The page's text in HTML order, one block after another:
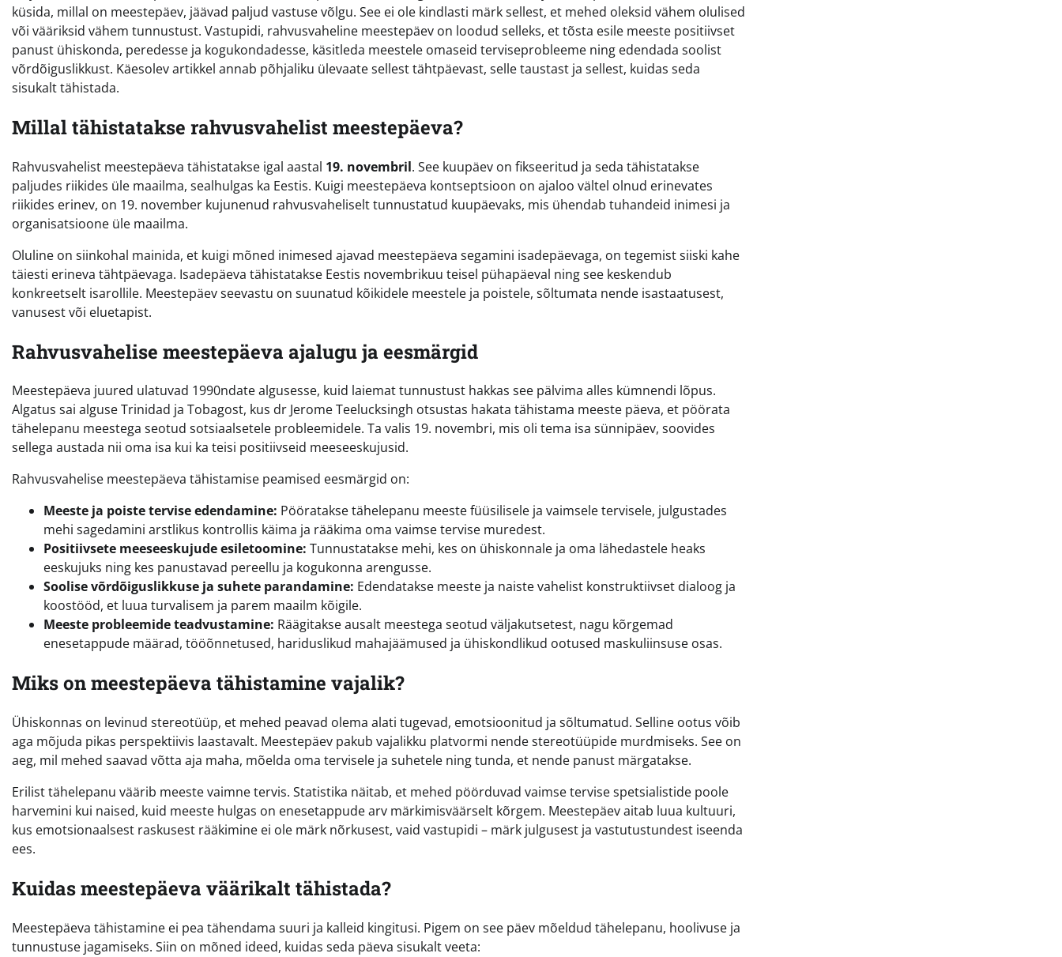
küsida, millal on meestepäev, jäävad paljud vastuse võlgu. See ei ole kindlasti märk sellest, et mehed oleksid vähem olulised
või vääriksid vähem tunnustust. Vastupidi, rahvusvaheline meestepäev on loodud selleks, et tõsta esile meeste positiivset
panust ühiskonda, peredesse ja kogukondadesse, käsitleda meestele omaseid terviseprobleeme ning edendada soolist
võrdõiguslikkust. Käesolev artikkel annab põhjaliku ülevaate sellest tähtpäevast, selle taustast ja sellest, kuidas seda
sisukalt tähistada.
Millal tähistatakse rahvusvahelist meestepäeva?
Rahvusvahelist meestepäeva tähistatakse igal aastal 19. novembril. See kuupäev on fikseeritud ja seda tähistatakse
paljudes riikides üle maailma, sealhulgas ka Eestis. Kuigi meestepäeva kontseptsioon on ajaloo vältel olnud erinevates
riikides erinev, on 19. november kujunenud rahvusvaheliselt tunnustatud kuupäevaks, mis ühendab tuhandeid inimesi ja
organisatsioone üle maailma.
Oluline on siinkohal mainida, et kuigi mõned inimesed ajavad meestepäeva segamini isadepäevaga, on tegemist siiski kahe
täiesti erineva tähtpäevaga. Isadepäeva tähistatakse Eestis novembrikuu teisel pühapäeval ning see keskendub
konkreetselt isarollile. Meestepäev seevastu on suunatud kõikidele meestele ja poistele, sõltumata nende isastaatusest,
vanusest või eluetapist.
Rahvusvahelise meestepäeva ajalugu ja eesmärgid
Meestepäeva juured ulatuvad 1990ndate algusesse, kuid laiemat tunnustust hakkas see pälvima alles kümnendi lõpus.
Algatus sai alguse Trinidad ja Tobagost, kus dr Jerome Teelucksingh otsustas hakata tähistama meeste päeva, et pöörata
tähelepanu meestega seotud sotsiaalsetele probleemidele. Ta valis 19. novembri, mis oli tema isa sünnipäev, soovides
sellega austada nii oma isa kui ka teisi positiivseid meeseeskujusid.
Rahvusvahelise meestepäeva tähistamise peamised eesmärgid on:
Meeste ja poiste tervise edendamine: Pööratakse tähelepanu meeste füüsilisele ja vaimsele tervisele, julgustades
mehi sagedamini arstlikus kontrollis käima ja rääkima oma vaimse tervise muredest.
Positiivsete meeseeskujude esiletoomine: Tunnustatakse mehi, kes on ühiskonnale ja oma lähedastele heaks
eeskujuks ning kes panustavad pereellu ja kogukonna arengusse.
Soolise võrdõiguslikkuse ja suhete parandamine: Edendatakse meeste ja naiste vahelist konstruktiivset dialoog ja
koostööd, et luua turvalisem ja parem maailm kõigile.
Meeste probleemide teadvustamine: Räägitakse ausalt meestega seotud väljakutsetest, nagu kõrgemad
enesetappude määrad, tööõnnetused, hariduslikud mahajäämused ja ühiskondlikud ootused maskuliinsuse osas.
Miks on meestepäeva tähistamine vajalik?
Ühiskonnas on levinud stereotüüp, et mehed peavad olema alati tugevad, emotsioonitud ja sõltumatud. Selline ootus võib
aga mõjuda pikas perspektiivis laastavalt. Meestepäev pakub vajalikku platvormi nende stereotüüpide murdmiseks. See on
aeg, mil mehed saavad võtta aja maha, mõelda oma tervisele ja suhetele ning tunda, et nende panust märgatakse.
Erilist tähelepanu väärib meeste vaimne tervis. Statistika näitab, et mehed pöörduvad vaimse tervise spetsialistide poole
harvemini kui naised, kuid meeste hulgas on enesetappude arv märkimisväärselt kõrgem. Meestepäev aitab luua kultuuri,
kus emotsionaalsest raskusest rääkimine ei ole märk nõrkusest, vaid vastupidi – märk julgusest ja vastutustundest iseenda
ees.
Kuidas meestepäeva väärikalt tähistada?
Meestepäeva tähistamine ei pea tähendama suuri ja kalleid kingitusi. Pigem on see päev mõeldud tähelepanu, hoolivuse ja
tunnustuse jagamiseks. Siin on mõned ideed, kuidas seda päeva sisukalt veeta: